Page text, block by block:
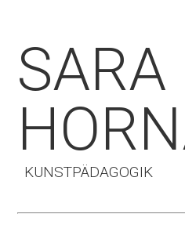
SARA
KUNSTPÄDAGOGIK